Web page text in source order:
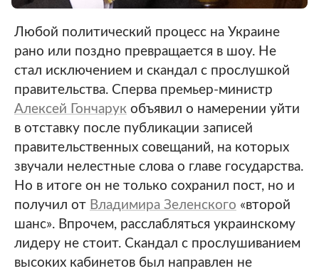
Любой политический процесс на Украине
рано или поздно превращается в шоу. Не
стал исключением и скандал с прослушкой
правительства. Сперва премьер-министр
Алексей Гончарук объявил о намерении уйти
в отставку после публикации записей
правительственных совещаний, на которых
звучали нелестные слова о главе государства.
Но в итоге он не только сохранил пост, но и
получил от Владимира Зеленского «второй
шанс». Впрочем, расслабляться украинскому
лидеру не стоит. Скандал с прослушиванием
высоких кабинетов был направлен не